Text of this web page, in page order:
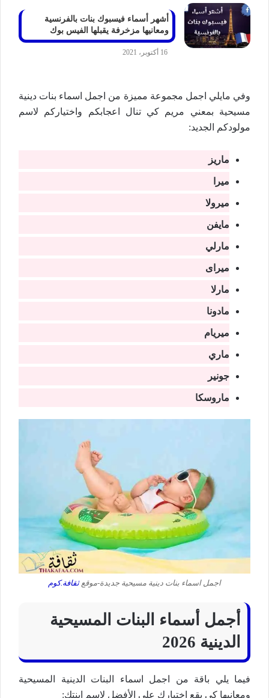
أشهر أسماء فيسبوك بنات بالفرنسية
ومعانيها مزخرفة يقبلها الفيس بوك
16 أكتوبر، 2021
وفي مايلي اجمل مجموعة مميزة من اجمل اسماء بنات دينية
مسیحیة بمعني مريم كي تنال اعجابكم واختياركم لاسم
مولودكم الجديد:
ماريز
میرا
میرولا
مايفن
مارلي
میراى
مارلا
مادونا
میريام
ماري
جونیر
ماروسكا
اجمل اسماء بنات دينية مسيحية جديدة-موقعثقافة.كوم
أجمل أسماء البنات المسیحیة
الدينية 2026
فيما يلي باقة من اجمل اسماء البنات الدينية المسیحیة
ومعانيها كي يقع اختيارك علي الأفضل لاسم ابنتك: